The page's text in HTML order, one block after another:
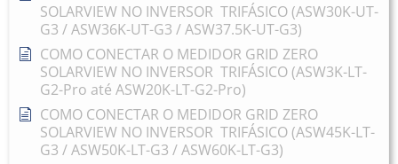
SOLARVIEW NO INVERSOR TRIFÁSICO (ASW30K-UT-
G3 / ASW36K-UT-G3 / ASW37.5K-UT-G3)
COMO CONECTAR O MEDIDOR GRID ZERO
SOLARVIEW NO INVERSOR TRIFÁSICO (ASW3K-LT-
G2-Pro até ASW20K-LT-G2-Pro)
COMO CONECTAR O MEDIDOR GRID ZERO
SOLARVIEW NO INVERSOR TRIFÁSICO (ASW45K-LT-
G3 / ASW50K-LT-G3 / ASW60K-LT-G3)